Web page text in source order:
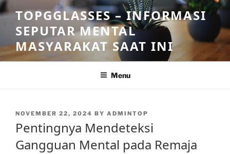
Skip
to
content
TOPGGLASSES – INFORMASI
SEPUTAR MENTAL
MASYARAKAT SAAT INI
Menu
POSTED
NOVEMBER 22, 2024 BY ADMINTOP
Pentingnya Mendeteksi
Gangguan Mental pada Remaja